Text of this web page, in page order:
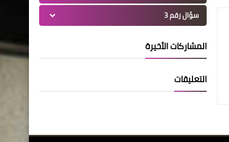
سؤال رقم 3
المشاركات الأخيرة
التعليقات